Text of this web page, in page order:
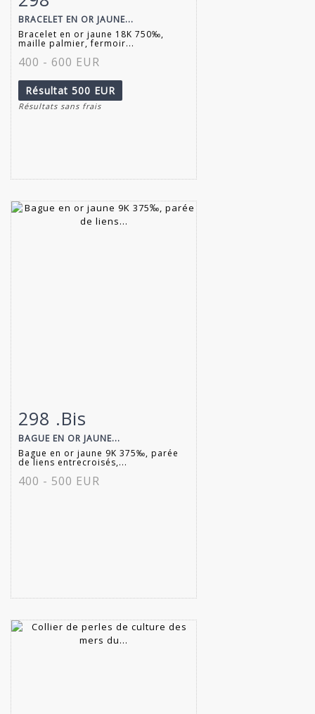
BRACELET EN OR JAUNE...
Bracelet en or jaune 18K 750‰,
maille palmier, fermoir...
400 - 600 EUR
Résultat 500 EUR
Résultats sans frais
Fiche détaillée
298 .Bis
BAGUE EN OR JAUNE...
Bague en or jaune 9K 375‰, parée
de liens entrecroisés,...
400 - 500 EUR